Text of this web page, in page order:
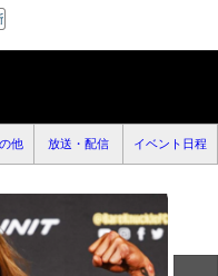
他 放送・配信 イベント日程